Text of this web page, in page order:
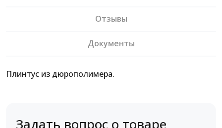
Отзывы
Документы
Плинтус из дюрополимера.
Задать вопрос о товаре